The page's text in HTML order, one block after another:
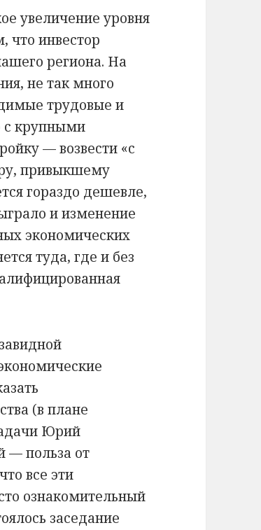
увеличение уровня
что инвестор
региона. На
не так много
трудовые и
с крупными
— возвести «с
привыкшему
гораздо дешевле,
и изменение
экономических
туда, где и без
(в плане
Юрий
— польза от
все эти
ознакомительный
заседание